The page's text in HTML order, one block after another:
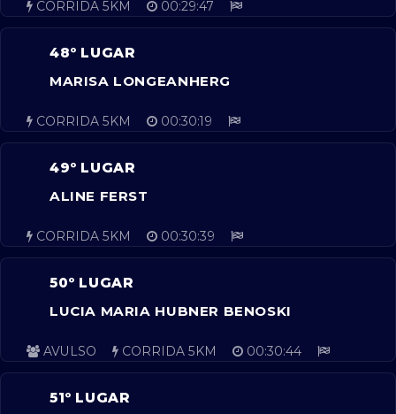
CORRIDA 5KM 00:29:47
48º LUGAR
MARISA LONGEANHERG
CORRIDA 5KM 00:30:19
49º LUGAR
ALINE FERST
CORRIDA 5KM 00:30:39
50º LUGAR
LUCIA MARIA HUBNER BENOSKI
AVULSO CORRIDA 5KM 00:30:44
51º LUGAR